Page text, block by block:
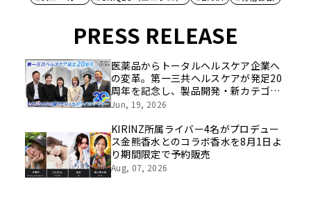
PRESS RELEASE
医薬品からトータルヘルスケア企業へ
の変革。第一三共ヘルスケアが発足20
周年を記念し、製品開発・新カテゴリ
挑戦の舞台や旧社統合時のエピソード
像を公開！
Jun, 19, 2026
KIRINZ所属ライバー4名がプロデュー
ス金熊香水とのコラボ香水を8月1日よ
り期間限定で予約販売
Aug, 07, 2026